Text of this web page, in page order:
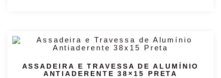
ASSADEIRA E TRAVESSA DE ALUMÍNIO
ANTIADERENTE 38×15 PRETA